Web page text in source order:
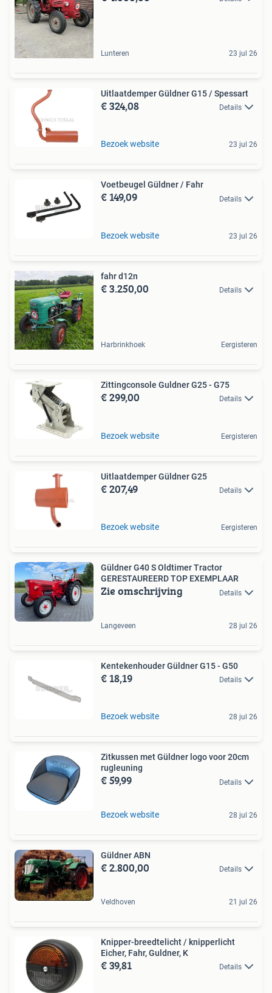
Lunteren 23 jul 26
Uitlaatdemper Güldner G15 / Spessart
€ 324,08 Details
Bezoek website 23 jul 26
Voetbeugel Güldner / Fahr
€ 149,09 Details
Bezoek website 23 jul 26
fahr d12n
€ 3.250,00 Details
Harbrinkhoek Eergisteren
Zittingconsole Guldner G25 - G75
€ 299,00 Details
Bezoek website Eergisteren
Uitlaatdemper Güldner G25
€ 207,49 Details
Bezoek website Eergisteren
Güldner G40 S Oldtimer Tractor
GERESTAUREERD TOP EXEMPLAAR
Zie omschrijving Details
Langeveen 28 jul 26
Kentekenhouder Güldner G15 - G50
€ 18,19 Details
Bezoek website 28 jul 26
Zitkussen met Güldner logo voor 20cm
rugleuning
€ 59,99 Details
Bezoek website 28 jul 26
Güldner ABN
€ 2.800,00 Details
Veldhoven 21 jul 26
Knipper-breedtelicht / knipperlicht
Eicher, Fahr, Guldner, K
€ 39,81 Details